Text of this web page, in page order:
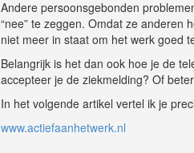
Andere persoonsgebonden
“nee” te zeggen. Omdat ze anderen
niet meer in staat om het werk goed
Belangrijk is het dan ook hoe je de
accepteer je de ziekmelding? Of
In het volgende artikel vertel ik je
www.actiefaanhetwerk.nl